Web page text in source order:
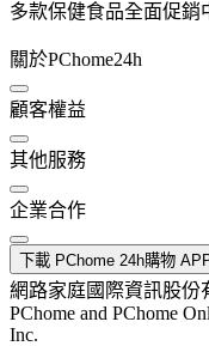
多款保健食品全面促銷
關於PChome24h
顧客權益
其他服務
企業合作
下載 PChome 24h購物
網路家庭國際資訊股份
PChome and PChome
Inc.